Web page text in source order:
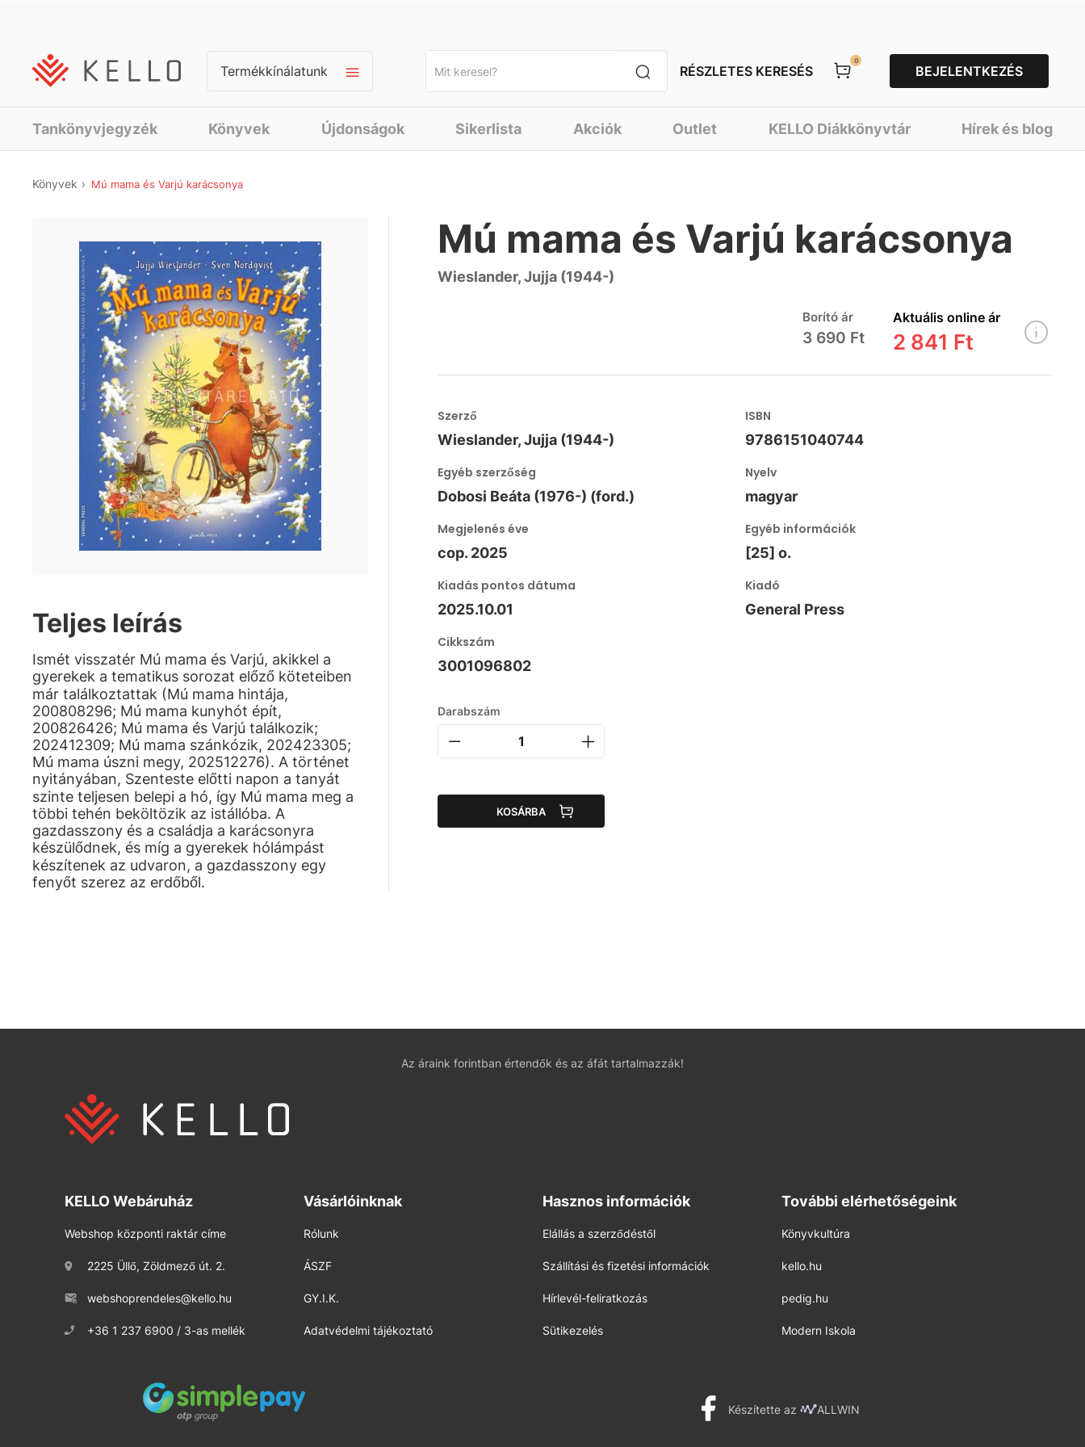
Termékkínálatunk RÉSZLETES KERESÉS
0
BEJELENTKEZÉS
Tankönyvjegyzék Könyvek Újdonságok Sikerlista Akciók Outlet KELLO Diákkönyvtár Hírek és blog
Könyvek Mú mama és Varjú karácsonya
Teljes leírás
Ismét visszatér Mú mama és Varjú, akikkel a
gyerekek a tematikus sorozat előző köteteiben
már találkoztattak (Mú mama hintája,
200808296; Mú mama kunyhót épít,
200826426; Mú mama és Varjú találkozik;
202412309; Mú mama szánkózik, 202423305;
Mú mama úszni megy, 202512276). A történet
nyitányában, Szenteste előtti napon a tanyát
szinte teljesen belepi a hó, így Mú mama meg a
többi tehén beköltözik az istállóba. A
gazdasszony és a családja a karácsonyra
készülődnek, és míg a gyerekek hólámpást
készítenek az udvaron, a gazdasszony egy
fenyőt szerez az erdőből.
Mú mama és Varjú karácsonya
Wieslander, Jujja (1944-)
Borító ár
3 690 Ft
Aktuális online ár
2 841 Ft
Szerző
Wieslander, Jujja (1944-)
ISBN
9786151040744
Egyéb szerzőség
Dobosi Beáta (1976-) (ford.)
Nyelv
magyar
Megjelenés éve
cop. 2025
Egyéb információk
[25] o.
Kiadás pontos dátuma
2025.10.01
Kiadó
General Press
Cikkszám
3001096802
Darabszám
KOSÁRBA
Az áraink forintban értendők és az áfát tartalmazzák!
KELLO Webáruház
Webshop központi raktár címe
2225 Üllő, Zöldmező út. 2.
webshoprendeles@kello.hu
+36 1 237 6900 / 3-as mellék
Vásárlóinknak
Rólunk
ÁSZF
GY.I.K.
Adatvédelmi tájékoztató
Hasznos információk
Elállás a szerződéstől
Szállítási és fizetési információk
Hírlevél-feliratkozás
Sütikezelés
További elérhetőségeink
Könyvkultúra
kello.hu
pedig.hu
Modern Iskola
Készítette az ALLWIN